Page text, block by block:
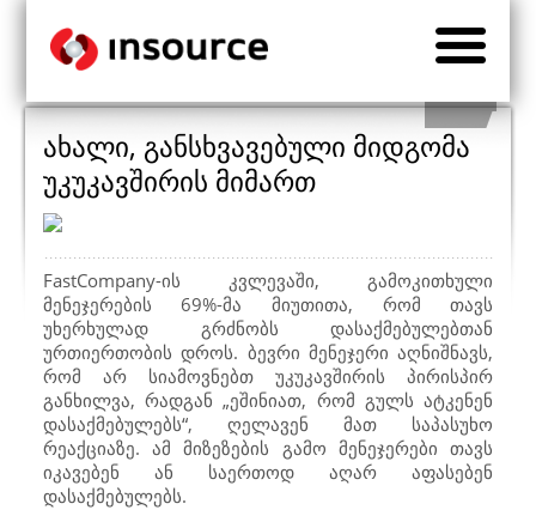
ახალი, განსხვავებული მიდგომა
უკუკავშირის მიმართ
FastCompany-ის კვლევაში, გამოკითხული
მენეჯერების 69%-მა მიუთითა, რომ თავს
უხერხულად გრძნობს დასაქმებულებთან
ურთიერთობის დროს. ბევრი მენეჯერი აღნიშნავს,
რომ არ სიამოვნებთ უკუკავშირის პირისპირ
განხილვა, რადგან „ეშინიათ, რომ გულს ატკენენ
დასაქმებულებს“, ღელავენ მათ საპასუხო
რეაქციაზე. ამ მიზეზების გამო მენეჯერები თავს
იკავებენ ან საერთოდ აღარ აფასებენ
დასაქმებულებს.